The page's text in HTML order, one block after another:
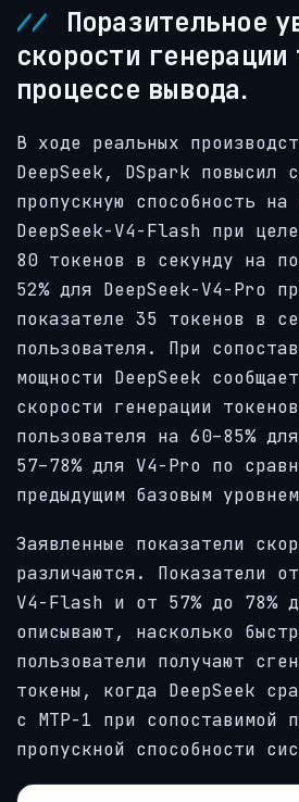
Поразительное
скорости генерации
процессе вывода.
В ходе реальных
DeepSeek, DSpark повысил
пропускную способность на
DeepSeek-V4-Flash при
80 токенов в секунду на
52% для DeepSeek-V4-Pro
показателе 35 токенов в
пользователя. При
мощности DeepSeek
скорости генерации
пользователя на 60–85%
57–78% для V4-Pro по
предыдущим базовым
Заявленные показатели
различаются. Показатели
V4-Flash и от 57% до 78%
описывают, насколько
пользователи получают
токены, когда DeepSeek
с MTP-1 при сопоставимой
пропускной способности